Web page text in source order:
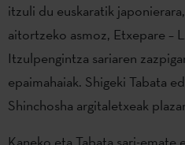
itzuli du euskaratik
aitortzeko asmoz, Etxepare –
Itzulpengintza sariaren
epaimahaiak. Shigeki Tabata
Shinchosha argitaletxeak
Kaneko eta Tabata sari-